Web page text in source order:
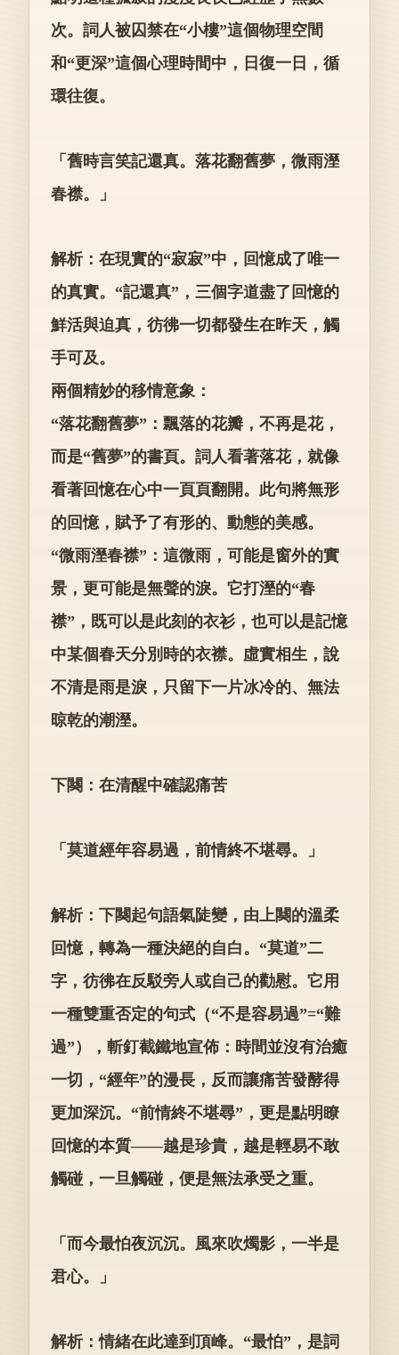
次。詞人被囚禁在“小樓”這個物理空間
和“更深”這個心理時間中，日復一日，循
環往復。
「舊時言笑記還真。落花翻舊夢，微雨溼
春襟。」
解析：在現實的“寂寂”中，回憶成了唯一
的真實。“記還真”，三個字道盡了回憶的
鮮活與迫真，彷彿一切都發生在昨天，觸
手可及。
兩個精妙的移情意象：
“落花翻舊夢”：飄落的花瓣，不再是花，
而是“舊夢”的書頁。詞人看著落花，就像
看著回憶在心中一頁頁翻開。此句將無形
的回憶，賦予了有形的、動態的美感。
“微雨溼春襟”：這微雨，可能是窗外的實
景，更可能是無聲的淚。它打溼的“春
襟”，既可以是此刻的衣衫，也可以是記憶
中某個春天分別時的衣襟。虛實相生，說
不清是雨是淚，只留下一片冰冷的、無法
晾乾的潮溼。
下闋：在清醒中確認痛苦
「莫道經年容易過，前情終不堪尋。」
解析：下闋起句語氣陡變，由上闋的溫柔
回憶，轉為一種決絕的自白。“莫道”二
字，彷彿在反駁旁人或自己的勸慰。它用
一種雙重否定的句式（“不是容易過”=“難
過”），斬釘截鐵地宣佈：時間並沒有治癒
一切，“經年”的漫長，反而讓痛苦發酵得
更加深沉。“前情終不堪尋”，更是點明瞭
回憶的本質——越是珍貴，越是輕易不敢
觸碰，一旦觸碰，便是無法承受之重。
「而今最怕夜沉沉。風來吹燭影，一半是
君心。」
解析：情緒在此達到頂峰。“最怕”，是詞